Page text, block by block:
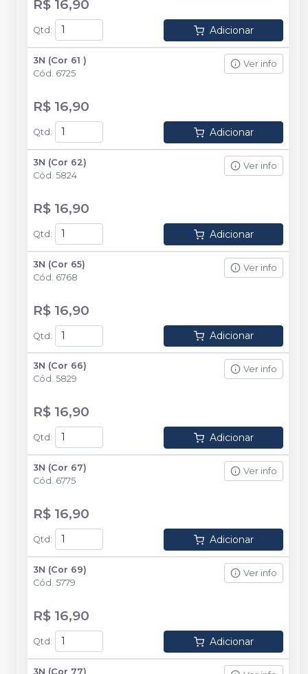
R$ 16,90
Qtd : Adicionar
3N (Cor 61 )
Cód. 6725
Ver info
R$ 16,90
Qtd : Adicionar
3N (Cor 62)
Cód. 5824
Ver info
R$ 16,90
Qtd: Adicionar
3N (Cor 65)
Cód. 6768
Ver info
R$ 16,90
Qtd: Adicionar
3N (Cor 66)
Cód. 5829
Ver info
R$ 16,90
Qtd : Adicionar
3N (Cor 67)
Cód. 6775
Ver info
R$ 16,90
Qtd : Adicionar
3N (Cor 69)
Cód. 5779
Ver info
R$ 16,90
Qtd : Adicionar
3N (Cor 77)